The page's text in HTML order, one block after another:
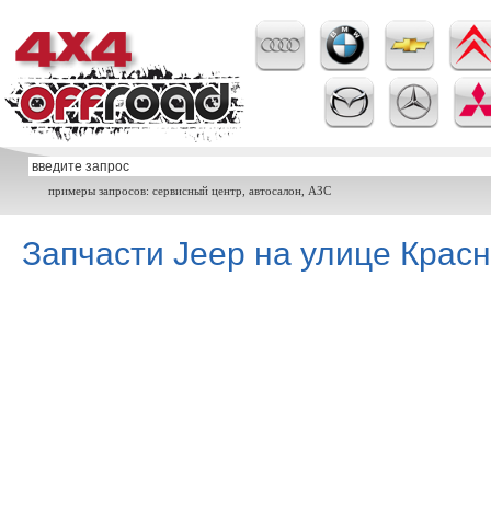
примеры запросов: сервисный центр, автосалон, АЗС
Запчасти Jeep на улице